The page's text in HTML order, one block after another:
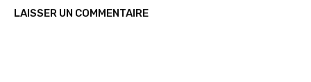
LAISSER UN COMMENTAIRE